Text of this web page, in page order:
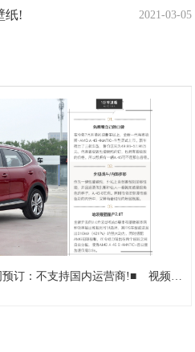
2021-03-05
纸!
预订：不支持国内运营商!■ 视频监控摄像头焦距、角度、距离参考值!